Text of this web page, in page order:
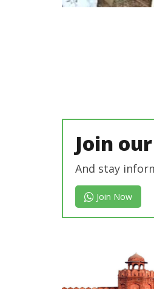
Join
And stay
Join Now